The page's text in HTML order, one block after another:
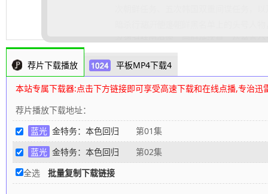
必须对韩国保密。同时他还是一位单身
家小型储蓄银行有一份稳定的工作，过
载网编辑整理
荐片下载播放 平板MP4下载4
本站专属下载器:点击下方链接即可享受高速下载和在线点播,专治迅
荐片播放下载地址：
蓝光 金特务：本色回归 第01集
蓝光 金特务：本色回归 第02集
全选
批量复制下载链接